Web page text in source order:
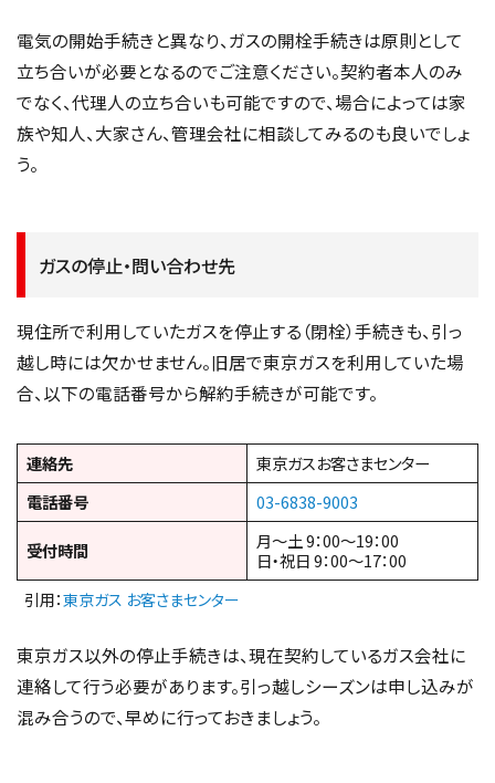
電気の開始手続きと異なり、ガスの開栓手続きは原則として
立ち合いが必要となるのでご注意ください。契約者本人のみ
でなく、代理人の立ち合いも可能ですので、場合によっては家
族や知人、大家さん、管理会社に相談してみるのも良いでしょ
う。
ガスの停止・問い合わせ先
現住所で利用していたガスを停止する（閉栓）手続きも、引っ
越し時には欠かせません。旧居で東京ガスを利用していた場
合、以下の電話番号から解約手続きが可能です。
連絡先
東京ガスお客さまセンター
電話番号
03-6838-9003
受付時間
月～土 9：00～19：00
日・祝日 9：00～17：00
引用：東京ガス お客さまセンター
東京ガス以外の停止手続きは、現在契約しているガス会社に
連絡して行う必要があります。引っ越しシーズンは申し込みが
混み合うので、早めに行っておきましょう。